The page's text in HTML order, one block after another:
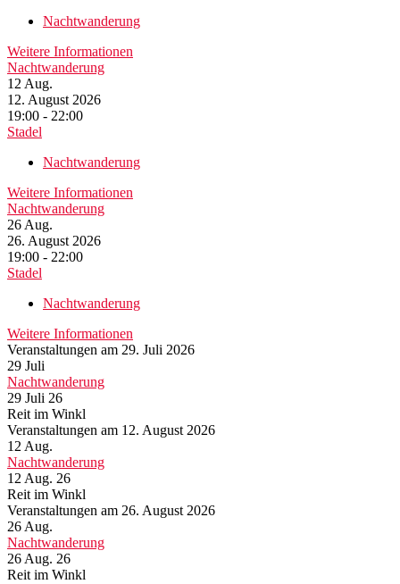
Nachtwanderung
Weitere Informationen
Nachtwanderung
12 Aug.
12. August 2026
19:00 - 22:00
Stadel
Nachtwanderung
Weitere Informationen
Nachtwanderung
26 Aug.
26. August 2026
19:00 - 22:00
Stadel
Nachtwanderung
Weitere Informationen
Veranstaltungen am 29. Juli 2026
29 Juli
Nachtwanderung
29 Juli 26
Reit im Winkl
Veranstaltungen am 12. August 2026
12 Aug.
Nachtwanderung
12 Aug. 26
Reit im Winkl
Veranstaltungen am 26. August 2026
26 Aug.
Nachtwanderung
26 Aug. 26
Reit im Winkl